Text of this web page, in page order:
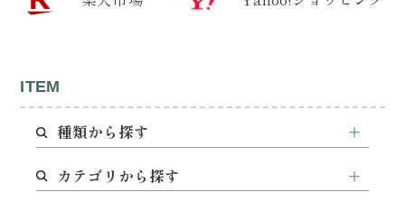
ITEM
種類から探す
カテゴリから探す